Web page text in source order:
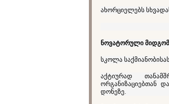
ახორციელებს
ნოვატორული
სკოლა
აქტიურად
ორგანიზაციებთან
დონეზე.